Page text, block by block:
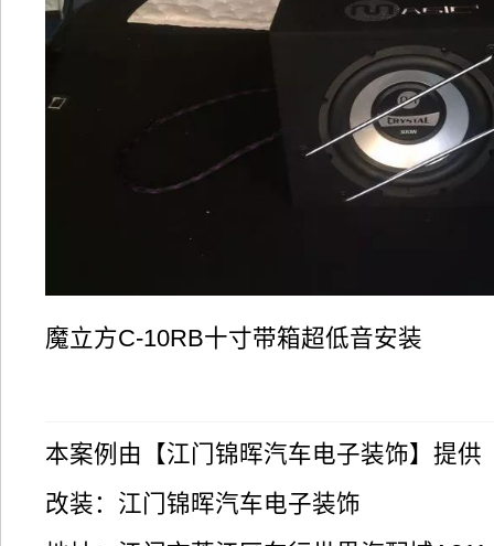
魔立方C-10RB十寸带箱超低音安装
本案例由【江门锦晖汽车电子装饰】提供
改装：江门锦晖汽车电子装饰